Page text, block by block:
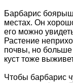
Барбарис
местах. Он
его можно
Растение
почвы, но больше
куст тоже
Чтобы барбарис